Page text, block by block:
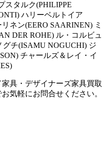
スタルク(PHILIPPE
ハリーベルトイア
ネン(EERO SAARINEN) ミ
DER ROHE) ル・コルビュ
グチ(ISAMU NOGUCHI) ジ
チャールズ＆レイ・イ
具・デザイナーズ家具買取
気軽にお問合せください。